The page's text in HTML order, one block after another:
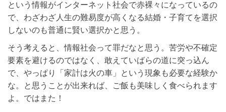
という情報がインターネット社会で赤裸々になっているの
で、わざわざ人生の難易度が高くなる結婚・子育てを選択
しないのも普通に賢い選択かと思う。
そう考えると、情報社会って罪だなと思う。苦労や不確定
要素を避けるのではなく、敢えていばらの道に突っ込ん
で、やっぱり「家計は火の車」という現象も必要な経験か
な。と思うことが出来れば、ご飯も美味しく食べられます
よ。ではまた！